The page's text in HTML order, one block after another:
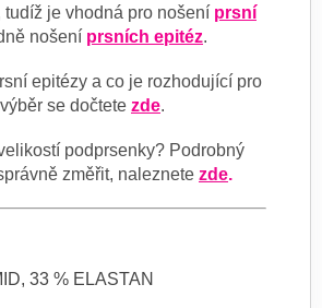
tudíž je vhodná pro nošení prsní
nošení prsních epitéz.
epitézy a co je rozhodující pro
se dočtete zde.
podprsenky? Podrobný
změřit, naleznete zde.
33 % ELASTAN